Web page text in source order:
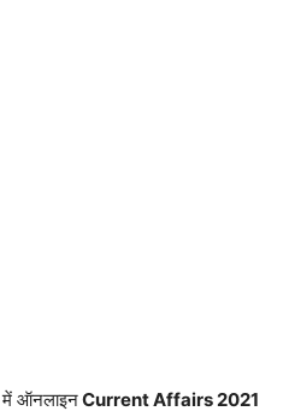
में ऑनलाइनCurrent Affairs 2021